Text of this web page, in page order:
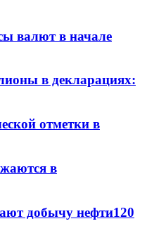
валют в начале
в декларациях:
отметки в
в
добычу нефти120